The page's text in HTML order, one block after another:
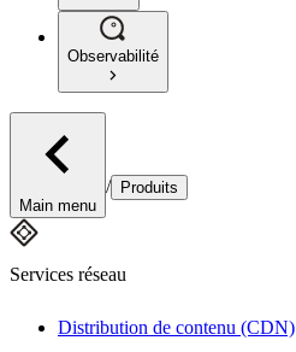
Observabilité
Main menu
/ Produits
Services réseau
Distribution de contenu (CDN)